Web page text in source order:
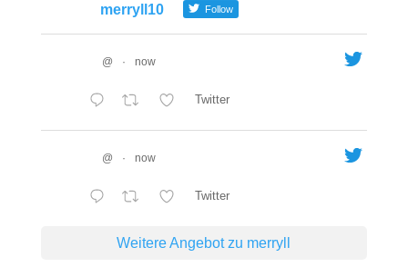
merryll10 Follow
@ · now
Twitter
@ · now
Twitter
Weitere Angebot zu merryll